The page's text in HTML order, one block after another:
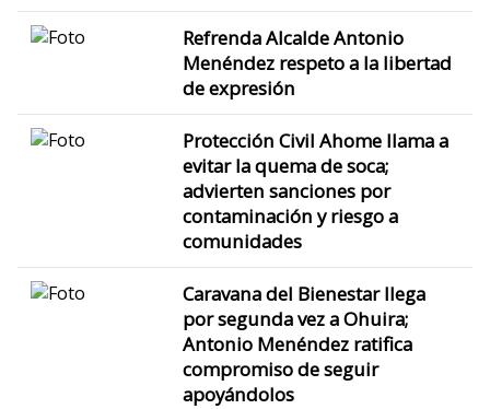
Refrenda Alcalde Antonio
Menéndez respeto a la libertad
de expresión
Protección Civil Ahome llama a
evitar la quema de soca;
advierten sanciones por
contaminación y riesgo a
comunidades
Caravana del Bienestar llega
por segunda vez a Ohuira;
Antonio Menéndez ratifica
compromiso de seguir
apoyándolos